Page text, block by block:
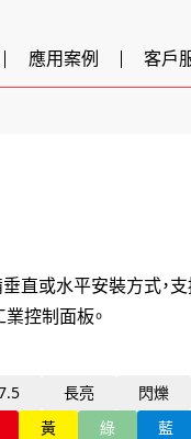
應用案例 客戶
或水平安裝方式，支
控制面板。
長亮 閃爍
黃 綠 藍